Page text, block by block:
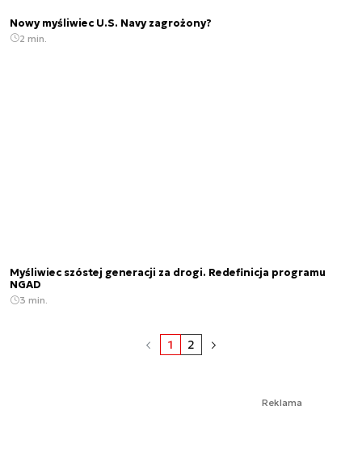
Nowy myśliwiec U.S. Navy zagrożony?
2 min.
Myśliwiec szóstej generacji za drogi. Redefinicja programu
NGAD
3 min.
1 2
Reklama